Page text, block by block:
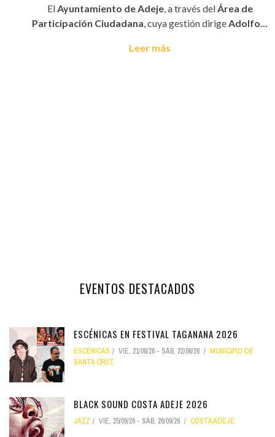
ElAyuntamiento de Adeje, a través delÁrea de
Participación Ciudadana, cuya gestión dirigeAdolfo...
Leer más
EVENTOS DESTACADOS
ESCÉNICAS EN FESTIVAL TAGANANA 2026
ESCÉNICAS VIE, 21/08/26 - SÁB, 22/08/26
MUNICIPIO DE
SANTA CRUZ
BLACK SOUND COSTA ADEJE 2026
JAZZ VIE, 25/09/26 - SÁB, 26/09/26 COSTA ADEJE